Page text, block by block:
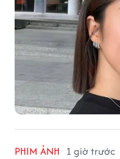
PHIM ẢNH 1 giờ trước